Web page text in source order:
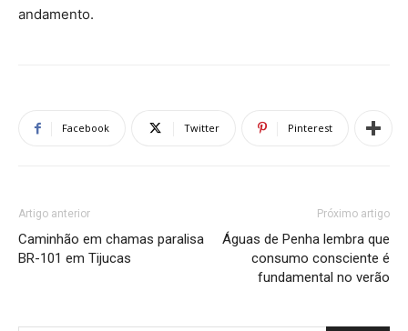
andamento.
Facebook Twitter Pinterest
Artigo anterior
Caminhão em chamas paralisa
BR-101 em Tijucas
Próximo artigo
Águas de Penha lembra que
consumo consciente é
fundamental no verão